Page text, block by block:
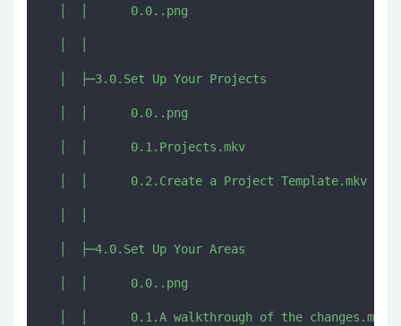
  │  │      0.0..png
  │  ├─3.0.Set Up Your Projects
  │  │      0.0..png
  │  │      0.1.Projects.mkv
  │  │      0.2.Create a Project Template.mkv
  │  ├─4.0.Set Up Your Areas
  │  │      0.0..png
  │  │      0.1.A walkthrough of the changes.mkv